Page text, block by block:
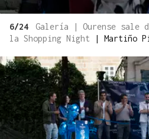
6/24
Galería | Ourense sale
la Shopping Night
| Martiño